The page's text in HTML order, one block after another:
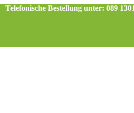
Telefonische Bestellung unter: 089